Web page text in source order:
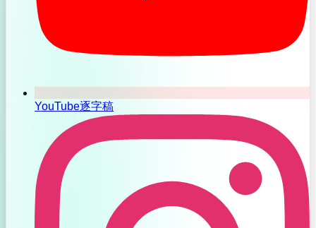
YouTube逐字稿